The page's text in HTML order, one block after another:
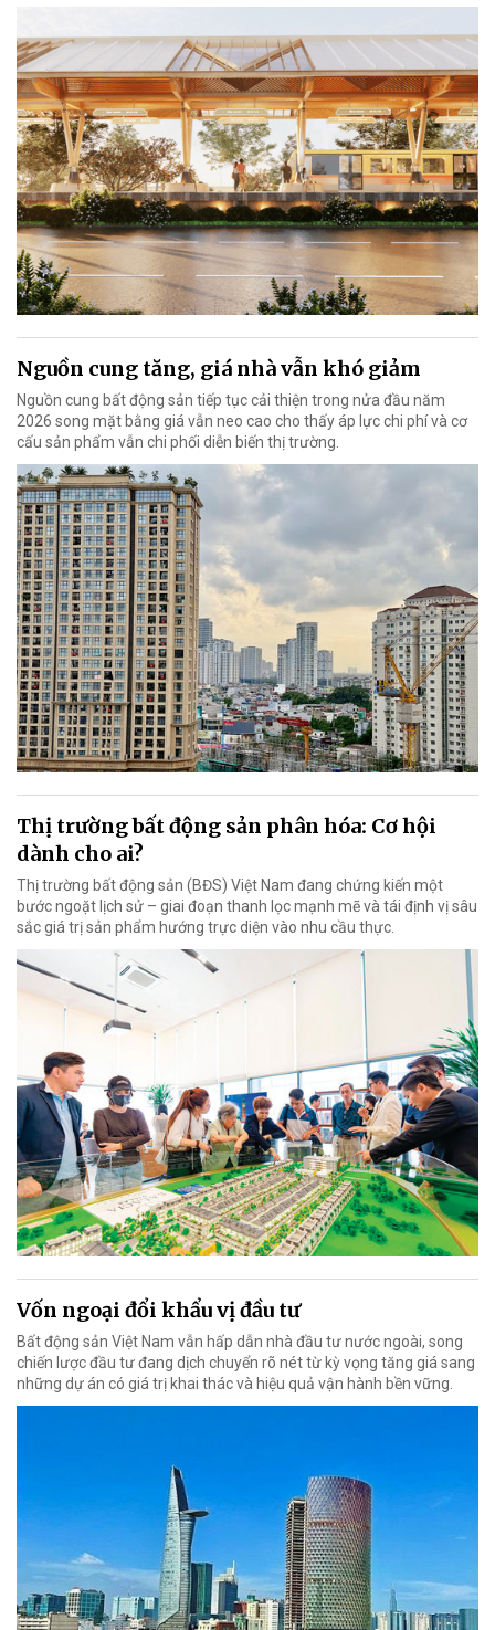
Nguồn cung tăng, giá nhà vẫn khó giảm
Nguồn cung bất động sản tiếp tục cải thiện trong nửa đầu năm
2026 song mặt bằng giá vẫn neo cao cho thấy áp lực chi phí và cơ
cấu sản phẩm vẫn chi phối diễn biến thị trường.
Thị trường bất động sản phân hóa: Cơ hội
dành cho ai?
Thị trường bất động sản (BĐS) Việt Nam đang chứng kiến một
bước ngoặt lịch sử – giai đoạn thanh lọc mạnh mẽ và tái định vị sâu
sắc giá trị sản phẩm hướng trực diện vào nhu cầu thực.
Vốn ngoại đổi khẩu vị đầu tư
Bất động sản Việt Nam vẫn hấp dẫn nhà đầu tư nước ngoài, song
chiến lược đầu tư đang dịch chuyển rõ nét từ kỳ vọng tăng giá sang
những dự án có giá trị khai thác và hiệu quả vận hành bền vững.